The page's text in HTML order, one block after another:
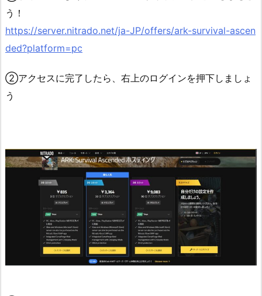
う！
https://server.nitrado.net/ja-JP/offers/ark-survival-ascen
ded?platform=pc
②アクセスに完了したら、右上のログインを押下しましょ
う